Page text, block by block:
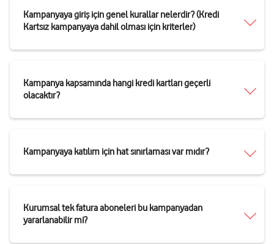
Kampanyaya giriş için genel kurallar nelerdir? (Kredi
Kartsız kampanyaya dahil olması için kriterler)
Kampanya kapsamında hangi kredi kartları geçerli
olacaktır?
Kampanyaya katılım için hat sınırlaması var mıdır?
Kurumsal tek fatura aboneleri bu kampanyadan
yararlanabilir mi?